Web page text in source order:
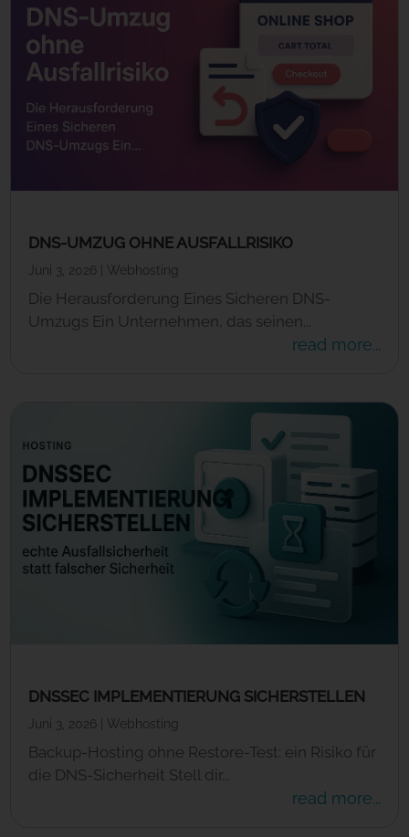
DNS-UMZUG OHNE AUSFALLRISIKO
Juni 3, 2026 Webhosting
Die Herausforderung Eines Sicheren DNS-
Umzugs Ein Unternehmen, das seinen...
read more...
DNSSEC IMPLEMENTIERUNG SICHERSTELLEN
Juni 3, 2026 Webhosting
Backup-Hosting ohne Restore-Test: ein Risiko für
die DNS-Sicherheit Stell dir...
read more...